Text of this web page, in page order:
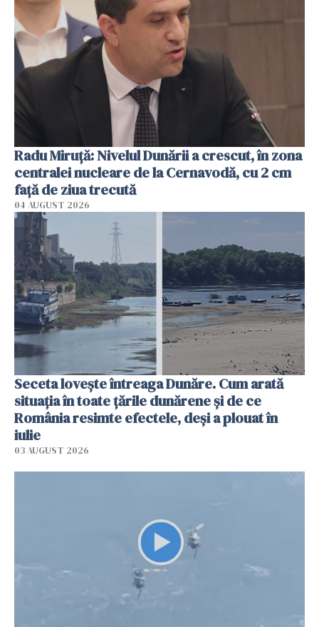
Radu Miruţă: Nivelul Dunării a crescut, în zona
centralei nucleare de la Cernavodă, cu 2 cm
faţă de ziua trecută
04 AUGUST 2026
Seceta lovește întreaga Dunăre. Cum arată
situația în toate țările dunărene și de ce
România resimte efectele, deși a plouat în
iulie
03 AUGUST 2026